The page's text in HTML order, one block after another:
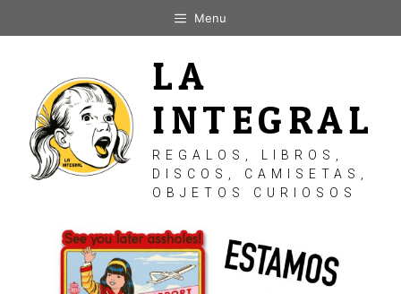
al
Menu
LA
INTEGRAL
REGALOS, LIBROS,
DISCOS, CAMISETAS,
OBJETOS CURIOSOS